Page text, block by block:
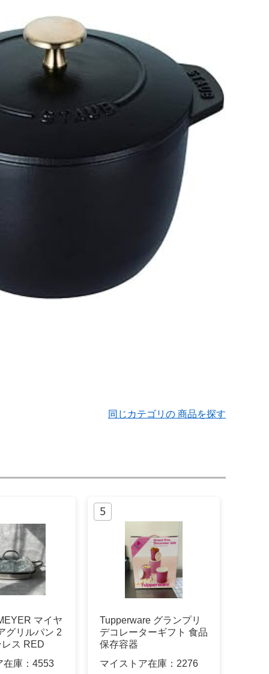
同じカテゴリの 商品を探す
マイヤ
グリルパン 2
ス RED
庫： 4553
Tupperware グランプリ
デコレーターギフト 食品
保存容器
マイストア在庫： 2276